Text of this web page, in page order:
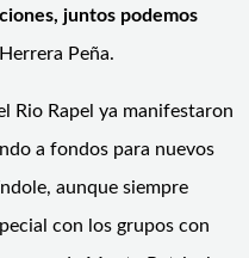
juntos podemos
Peña.
Rio Rapel ya manifestaron
a fondos para nuevos
aunque siempre
con los grupos con